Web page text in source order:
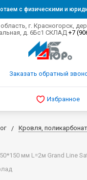
с физическими и
г. Красногорск,
д. 6Бс1 СКЛАД +7
Заказать обратный
Избранное
Кровля,
мм L=2м Grand Line